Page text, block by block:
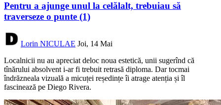
Pentru a ajunge unul la celălalt, trebuiau să
traverseze o punte (1)
Lorin NICULAE Joi, 14 Mai
Localnicii nu au apreciat deloc noua estetică, unii sugerînd că
tînărului absolvent i-ar fi trebuit retrasă diploma. Dar tocmai
îndrăzneala vizuală a micuței reședințe îi atrage atenția și îl
fascinează pe Diego Rivera.